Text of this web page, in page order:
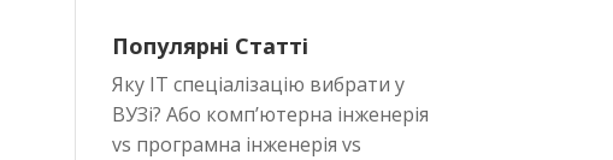
Популярні Статті
Яку IT спеціалізацію вибрати у
ВУЗі? Або комп’ютерна інженерія
vs програмна інженерія vs